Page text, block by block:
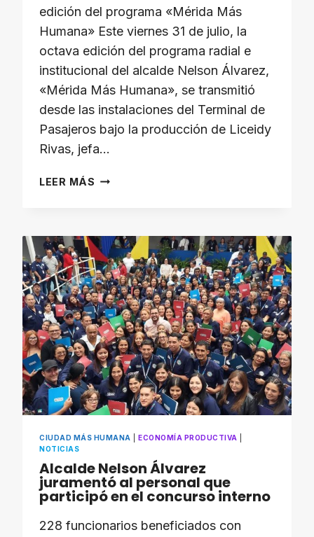
edición del programa «Mérida Más
Humana» Este viernes 31 de julio, la
octava edición del programa radial e
institucional del alcalde Nelson Álvarez,
«Mérida Más Humana», se transmitió
desde las instalaciones del Terminal de
Pasajeros bajo la producción de Liceidy
Rivas, jefa…
LEER MÁS ALCALDE
LA
8.ª
EDICIÓN
DEL
PROGRAMA
«MÉRIDA
MÁS
HUMANA»
CIUDAD MÁS HUMANA ECONOMÍA PRODUCTIVA
NOTICIAS
​Alcalde Nelson Álvarez
juramentó al personal que
participó en el concurso interno
228 funcionarios beneficiados con